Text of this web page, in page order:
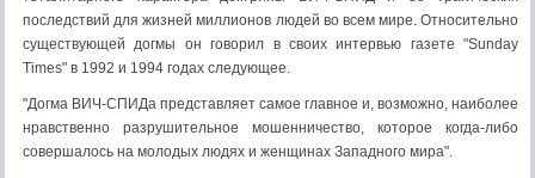
последствий для жизней миллионов людей во всем мире. Относительно
существующей догмы он говорил в своих интервью газете "Sunday
Times" в 1992 и 1994 годах следующее.
"Догма ВИЧ-СПИДа представляет самое главное и, возможно, наиболее
нравственно разрушительное мошенничество, которое когда-либо
совершалось на молодых людях и женщинах Западного мира".